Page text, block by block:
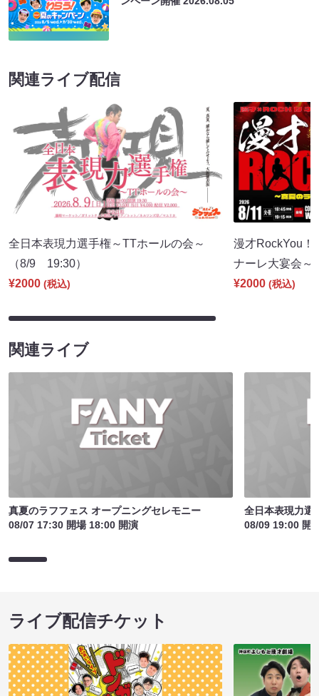
関連ライブ配信
全日本表現力選手権～TTホールの会～
（8/9 19:30）
¥2000 (税込)
漫才RockYou！
ナーレ大宴会
¥2000 (税込)
関連ライブ
真夏のラフフェス オープニングセレモニー
08/07 17:30 開場 18:00 開演
全日本表現力選
08/09 19:00 開
ライブ配信チケット